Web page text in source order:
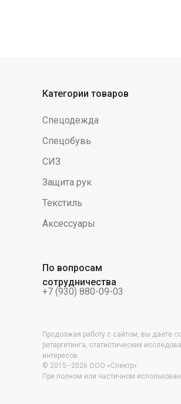
УФ-излучения, устойчиво к
веществам, растворам кислот и
Продолжая работу с сайтом, вы даете
ретаргетинга, статистических
интересов.
Категории товаров
Спецодежда
Спецобувь
СИЗ
Защита рук
Текстиль
Аксессуары
По вопросам
сотрудничества
+7 (930) 880-09-03
© 2015–2026 ООО «Спектр»
При полном или частичном